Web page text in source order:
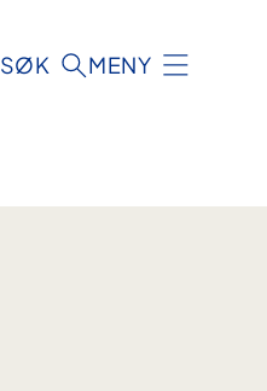
SØK MENY